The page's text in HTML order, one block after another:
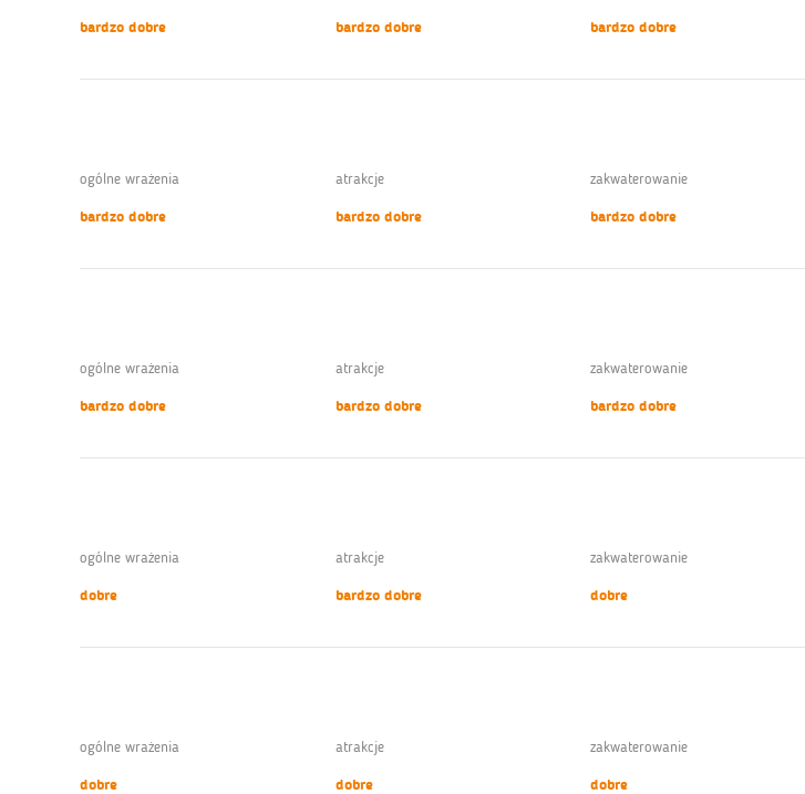
bardzo dobre
bardzo dobre
bardzo dobre
ogólne wrażenia
bardzo dobre
atrakcje
bardzo dobre
zakwaterowanie
bardzo dobre
ogólne wrażenia
bardzo dobre
atrakcje
bardzo dobre
zakwaterowanie
bardzo dobre
ogólne wrażenia
dobre
atrakcje
bardzo dobre
zakwaterowanie
dobre
ogólne wrażenia
dobre
atrakcje
dobre
zakwaterowanie
dobre